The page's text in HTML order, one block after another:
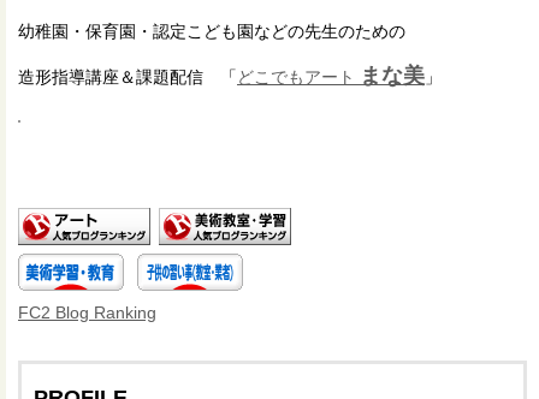
幼稚園・保育園・認定こども園などの先生のための
造形指導講座＆課題配信 「 どこでもアート まな美 」
FC2 Blog Ranking